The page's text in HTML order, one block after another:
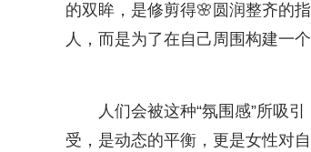
的双眸，是修剪得🌸圆润整齐的
人，而是为了在自己周围构建一
人们会被这种“氛围感”所吸
受，是动态的平衡，更是女性对